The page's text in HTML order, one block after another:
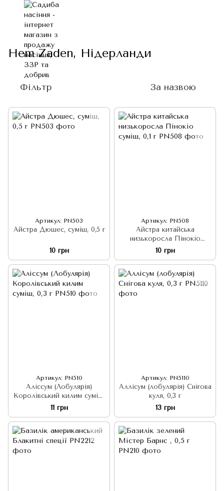
Hem Zaden, Нідерланди
Фільтр За назвою
Артикул: PN503
Айстра Дюшес, суміш, 0,5 г
10 грн
Артикул: PN508
Айстра китайська
низькоросла Пінокіо
суміш, 0,1 г
10 грн
Артикул: PN510
Аліссум (Лобулярія)
Королівський килим суміш,
0,3 г
11 грн
Артикул: PN5110
Аллісум (лобулярія) Снігова
куля, 0,3 г
13 грн